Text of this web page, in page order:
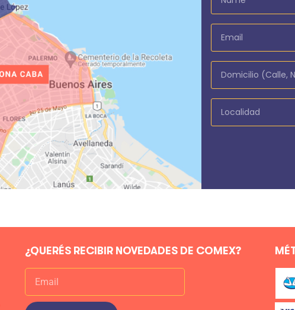
¿QUERÉS RECIBIR NOVEDADES DE COMEX?